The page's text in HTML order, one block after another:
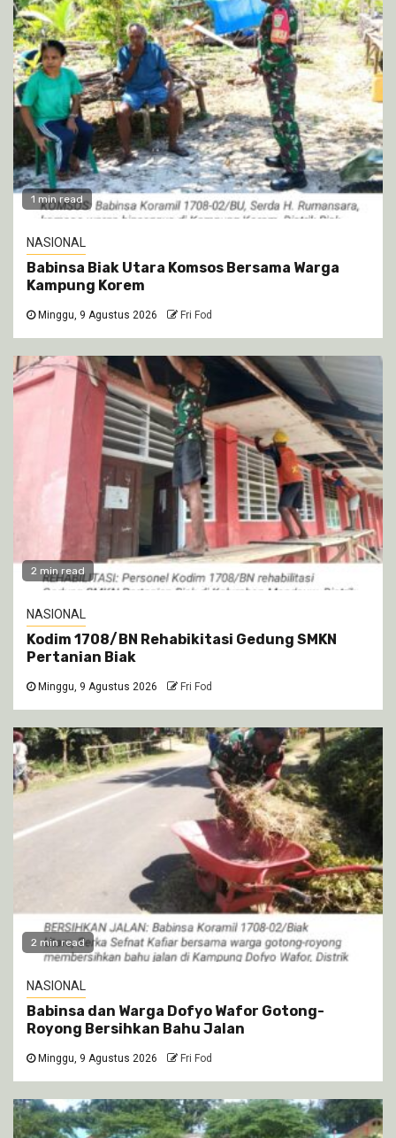
1 min read
NASIONAL
Babinsa Biak Utara Komsos Bersama Warga
Kampung Korem
Minggu, 9 Agustus 2026 Fri Fod
2 min read
NASIONAL
Kodim 1708/BN Rehabikitasi Gedung SMKN
Pertanian Biak
Minggu, 9 Agustus 2026 Fri Fod
2 min read
NASIONAL
Babinsa dan Warga Dofyo Wafor Gotong-
Royong Bersihkan Bahu Jalan
Minggu, 9 Agustus 2026 Fri Fod